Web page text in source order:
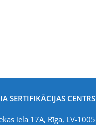
SERTIFIKĀCIJAS CENTRS
iela 17A, Rīga, LV-1005